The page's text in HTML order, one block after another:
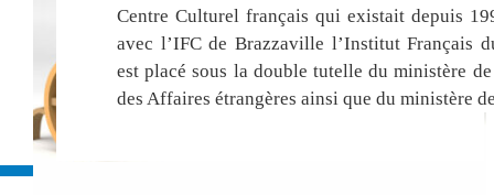
Centre Culturel français qui existait depuis
avec l’IFC de Brazzaville l’Institut Français
est placé sous la double tutelle du ministère
des Affaires étrangères ainsi que du ministère